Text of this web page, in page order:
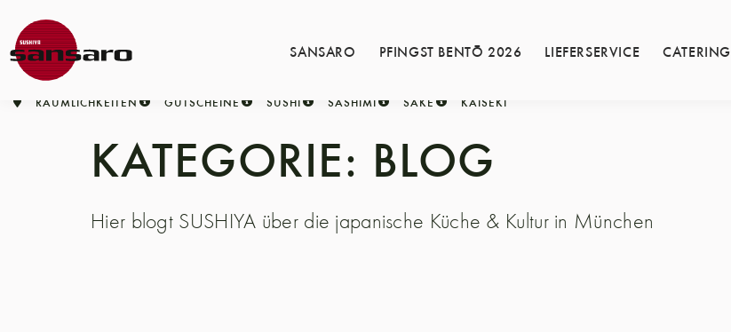
SANSARO PFINGST BENTŌ 2026 LIEFERSERVICE CATERING
RÄUMLICHKEITEN GUTSCHEINE SUSHI SASHIMI SAKE KAISEKI
KATEGORIE: BLOG
Hier blogt SUSHIYA über die japanische Küche & Kultur in München